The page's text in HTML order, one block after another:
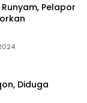
Pelapor
Diduga